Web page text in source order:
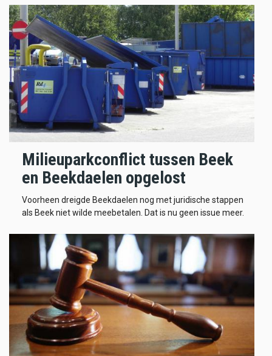
Milieuparkconflict tussen Beek
en Beekdaelen opgelost
Voorheen dreigde Beekdaelen nog met juridische stappen
als Beek niet wilde meebetalen. Dat is nu geen issue meer.